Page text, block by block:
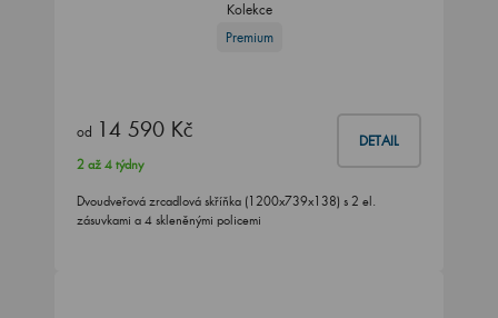
Kolekce
Premium
od 14 590 Kč DETAIL
2 až 4 týdny
Dvoudveřová zrcadlová skříňka (1200x739x138) s 2 el.
zásuvkami a 4 skleněnými policemi